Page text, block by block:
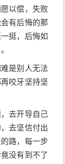
以偿，失败
有后悔的那
挺，后悔如
是别人无法
咬牙坚持坚
去开导自己
去坚信付出
路，每一步
没有到不了